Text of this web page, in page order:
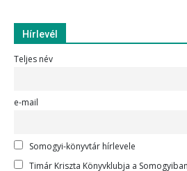
Hírlevél
Teljes név
e-mail
Somogyi-könyvtár hírlevele
Timár Kriszta Könyvklubja a Somogyiban